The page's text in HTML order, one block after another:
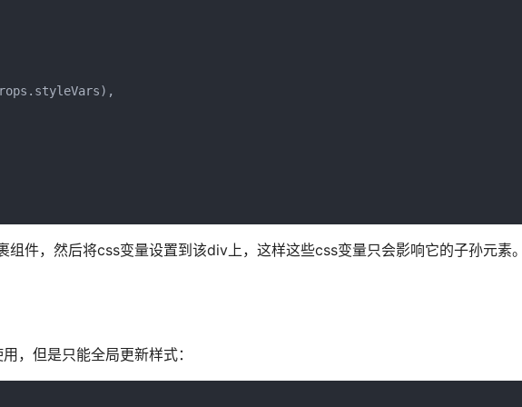
组件，然后将css变量设置到该div上，这样这些css变量只会影响它的子孙元素
，但是只能全局更新样式：